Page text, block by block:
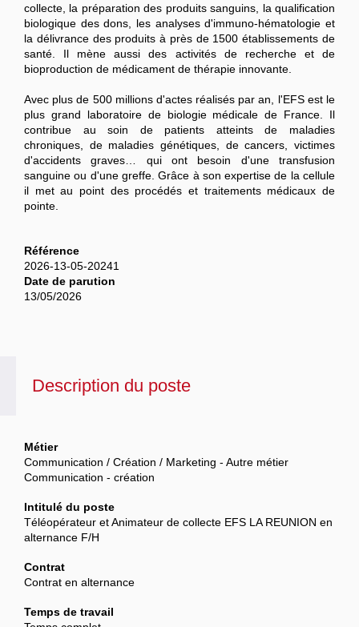
Description du poste
Métier
Communication / Création / Marketing - Autre métier
Communication - création
Intitulé du poste
Téléopérateur et Animateur de collecte EFS LA REUNION en
alternance F/H
Contrat
Contrat en alternance
Temps de travail
collecte, la préparation des produits sanguins, la qualification
biologique des dons, les analyses d'immuno-hématologie et
la délivrance des produits à près de 1500 établissements de
santé. Il mène aussi des activités de recherche et de
bioproduction de médicament de thérapie innovante.
Avec plus de 500 millions d'actes réalisés par an, l'EFS est le
plus grand laboratoire de biologie médicale de France. Il
contribue au soin de patients atteints de maladies
chroniques, de maladies génétiques, de cancers, victimes
d'accidents graves… qui ont besoin d'une transfusion
sanguine ou d'une greffe. Grâce à son expertise de la cellule
il met au point des procédés et traitements médicaux de
pointe.
Référence
2026-13-05-20241
Date de parution
13/05/2026